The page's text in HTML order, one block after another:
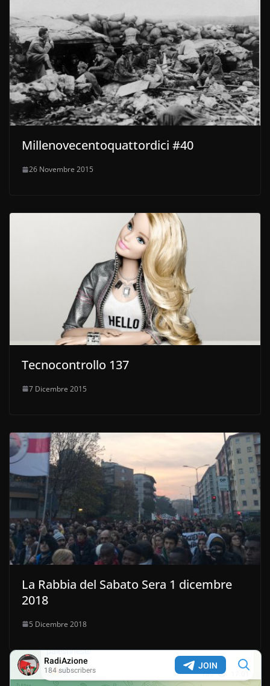
Millenovecentoquattordici #40
26 Novembre 2015
Tecnocontrollo 137
7 Dicembre 2015
La Rabbia del Sabato Sera 1 dicembre
2018
5 Dicembre 2018